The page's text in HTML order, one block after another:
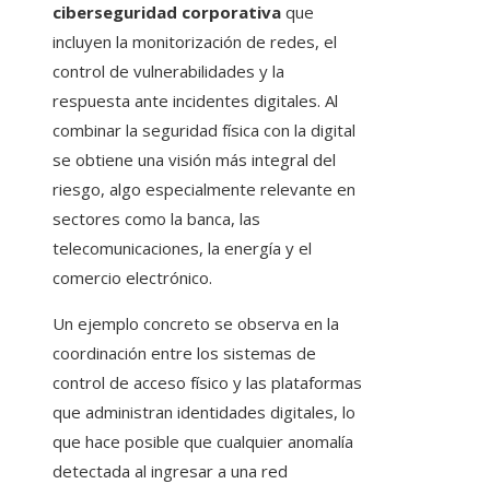
ciberseguridad corporativa que
incluyen la monitorización de redes, el
control de vulnerabilidades y la
respuesta ante incidentes digitales. Al
combinar la seguridad física con la digital
se obtiene una visión más integral del
riesgo, algo especialmente relevante en
sectores como la banca, las
telecomunicaciones, la energía y el
comercio electrónico.
Un ejemplo concreto se observa en la
coordinación entre los sistemas de
control de acceso físico y las plataformas
que administran identidades digitales, lo
que hace posible que cualquier anomalía
detectada al ingresar a una red